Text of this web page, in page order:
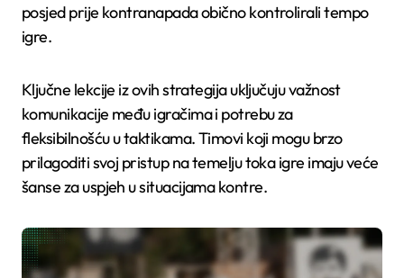
posjed prije kontranapada obično kontrolirali tempo
igre.
Ključne lekcije iz ovih strategija uključuju važnost
komunikacije među igračima i potrebu za
fleksibilnošću u taktikama. Timovi koji mogu brzo
prilagoditi svoj pristup na temelju toka igre imaju veće
šanse za uspjeh u situacijama kontre.